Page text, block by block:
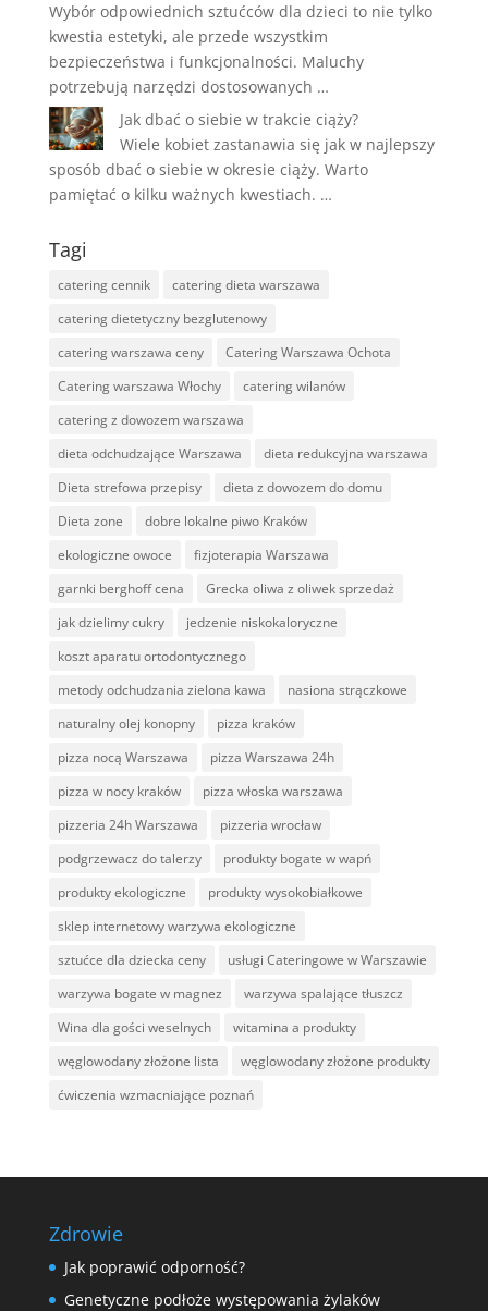
Wybór odpowiednich sztućców dla dzieci to nie tylko
kwestia estetyki, ale przede wszystkim
bezpieczeństwa i funkcjonalności. Maluchy
potrzebują narzędzi dostosowanych …
Jak dbać o siebie w trakcie ciąży?
Wiele kobiet zastanawia się jak w najlepszy
sposób dbać o siebie w okresie ciąży. Warto
pamiętać o kilku ważnych kwestiach. …
Tagi
catering cennik
catering dieta warszawa
catering dietetyczny bezglutenowy
catering warszawa ceny
Catering Warszawa Ochota
Catering warszawa Włochy
catering wilanów
catering z dowozem warszawa
dieta odchudzające Warszawa
dieta redukcyjna warszawa
Dieta strefowa przepisy
dieta z dowozem do domu
Dieta zone
dobre lokalne piwo Kraków
ekologiczne owoce
fizjoterapia Warszawa
garnki berghoff cena
Grecka oliwa z oliwek sprzedaż
jak dzielimy cukry
jedzenie niskokaloryczne
koszt aparatu ortodontycznego
metody odchudzania zielona kawa
nasiona strączkowe
naturalny olej konopny
pizza kraków
pizza nocą Warszawa
pizza Warszawa 24h
pizza w nocy kraków
pizza włoska warszawa
pizzeria 24h Warszawa
pizzeria wrocław
podgrzewacz do talerzy
produkty bogate w wapń
produkty ekologiczne
produkty wysokobiałkowe
sklep internetowy warzywa ekologiczne
sztućce dla dziecka ceny
usługi Cateringowe w Warszawie
warzywa bogate w magnez
warzywa spalające tłuszcz
Wina dla gości weselnych
witamina a produkty
węglowodany złożone lista
węglowodany złożone produkty
ćwiczenia wzmacniające poznań
Zdrowie
Jak poprawić odporność?
Genetyczne podłoże występowania żylaków